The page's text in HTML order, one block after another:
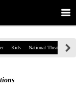
Kids National Theatre